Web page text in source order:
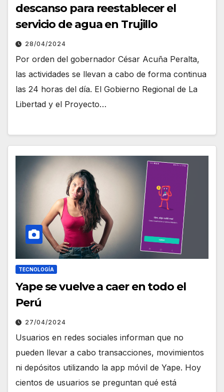
descanso para reestablecer el
servicio de agua en Trujillo
28/04/2024
Por orden del gobernador César Acuña Peralta,
las actividades se llevan a cabo de forma continua
las 24 horas del día. El Gobierno Regional de La
Libertad y el Proyecto…
TECNOLOGÍA
Yape se vuelve a caer en todo el
Perú
27/04/2024
Usuarios en redes sociales informan que no
pueden llevar a cabo transacciones, movimientos
ni depósitos utilizando la app móvil de Yape. Hoy
cientos de usuarios se preguntan qué está